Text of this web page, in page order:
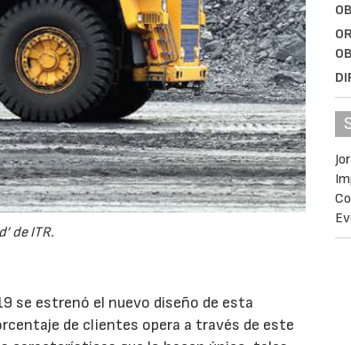
de ITR.
se estrenó el nuevo diseño de esta
de clientes opera a través de este